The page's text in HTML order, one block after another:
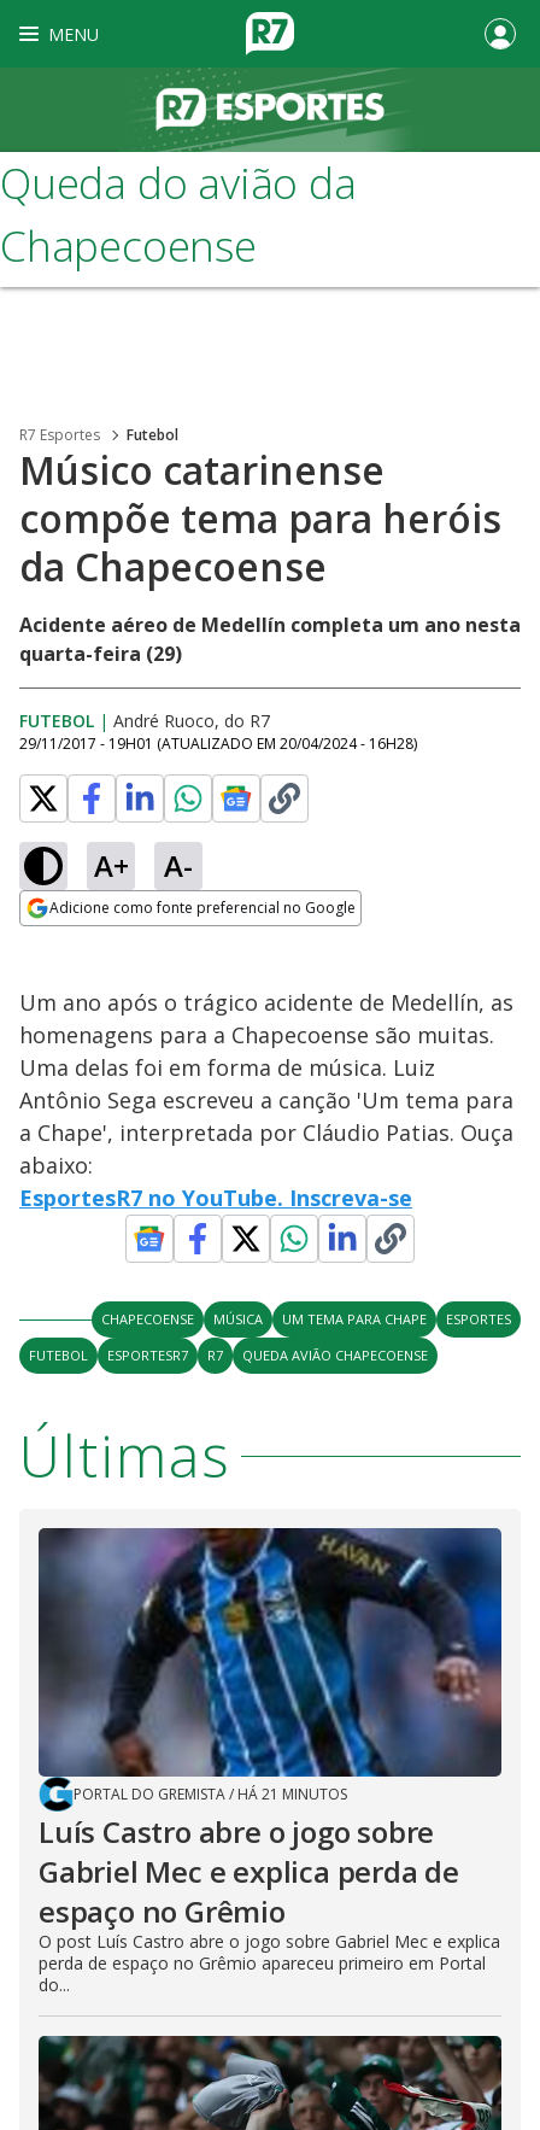
MENU
Queda do avião da
Chapecoense
R7 Esportes Futebol
Músico catarinense
compõe tema para heróis
da Chapecoense
Acidente aéreo de Medellín completa um ano nesta
quarta-feira (29)
FUTEBOL | André Ruoco, do R7
29/11/2017 - 19H01 (ATUALIZADO EM 20/04/2024 - 16H28)
A+ A-
Adicione como fonte preferencial no Google
Um ano após o trágico acidente de Medellín, as
homenagens para a Chapecoense são muitas.
Uma delas foi em forma de música. Luiz
Antônio Sega escreveu a canção 'Um tema para
a Chape', interpretada por Cláudio Patias. Ouça
abaixo:
EsportesR7 no YouTube. Inscreva-se
CHAPECOENSE MÚSICA UM TEMA PARA CHAPE
ESPORTES
FUTEBOL
ESPORTESR7 R7 QUEDA AVIÃO CHAPECOENSE
Últimas
PORTAL DO GREMISTA/ HÁ 21 MINUTOS
Luís Castro abre o jogo sobre
Gabriel Mec e explica perda de
espaço no Grêmio
O post Luís Castro abre o jogo sobre Gabriel Mec e explica
perda de espaço no Grêmio apareceu primeiro em Portal
do...